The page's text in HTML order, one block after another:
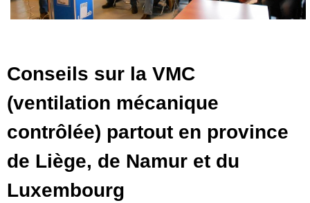
Conseils sur la VMC
(ventilation mécanique
contrôlée) partout en province
de Liège, de Namur et du
Luxembourg